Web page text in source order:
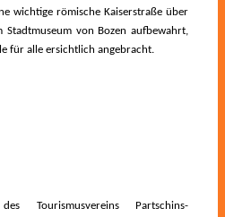
wichtige römische Kaiserstraße über
von Bozen aufbewahrt,
für alle ersichtlich angebracht.
des Tourismusvereins Partschins-